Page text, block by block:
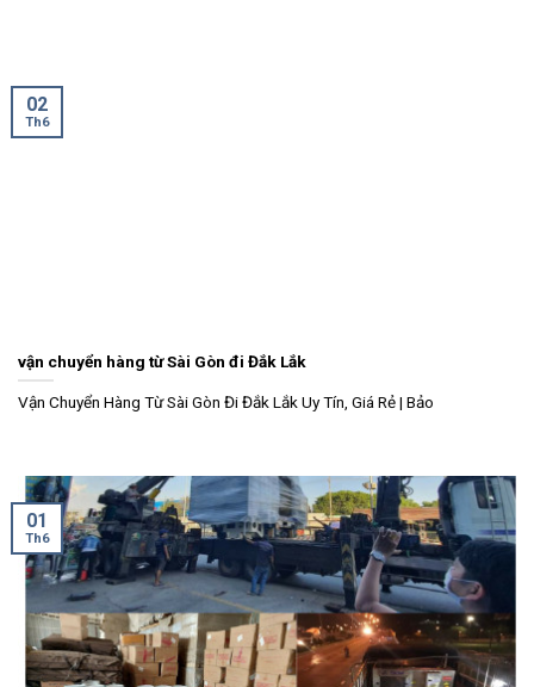
vận chuyển hàng từ Sài Gòn đi Đắk Lắk
Vận Chuyển Hàng Từ Sài Gòn Đi Đắk Lắk Uy Tín, Giá Rẻ | Bảo
02
Th6
01
Th6